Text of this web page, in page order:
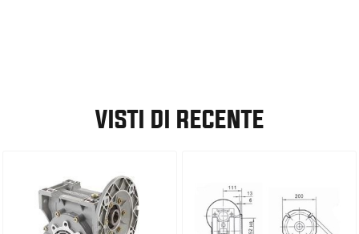
VISTI DI RECENTE